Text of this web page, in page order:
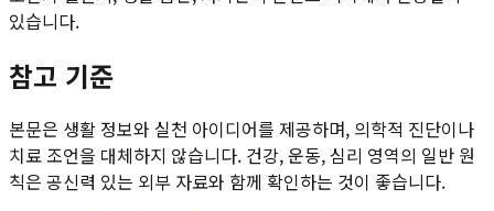
있습니다.
참고 기준
본문은 생활 정보와 실천 아이디어를 제공하며, 의학적 진단이나
치료 조언을 대체하지 않습니다. 건강, 운동, 심리 영역의 일반 원
칙은 공신력 있는 외부 자료와 함께 확인하는 것이 좋습니다.